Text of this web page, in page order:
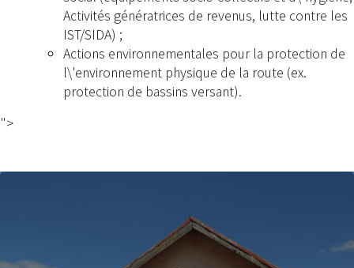
Activités génératrices de revenus, lutte contre les
IST/SIDA) ;
Actions environnementales pour la protection de
l\'environnement physique de la route (ex.
protection de bassins versant).
">